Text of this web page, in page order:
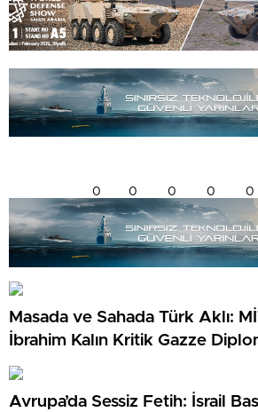
0 0 0 0 0
Masada ve Sahada Türk Aklı:
İbrahim Kalın Kritik Gazze
Kahire’de!
Avrupa’da Sessiz Fetih: İsrail